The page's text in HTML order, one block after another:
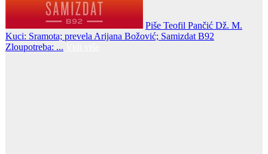
Piše Teofil Pančić Dž. M.
Kuci: Sramota; prevela Arijana Božović; Samizdat B92
Zloupotreba: ...